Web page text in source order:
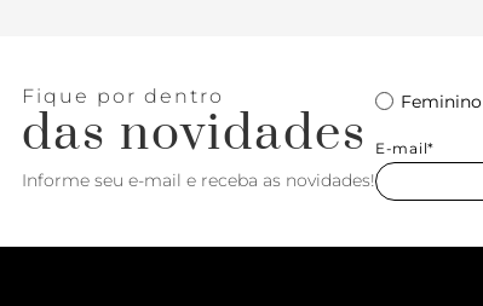
Fique por dentro
das novidades
Informe seu e-mail e receba as novidades!
Feminino
E-mail*